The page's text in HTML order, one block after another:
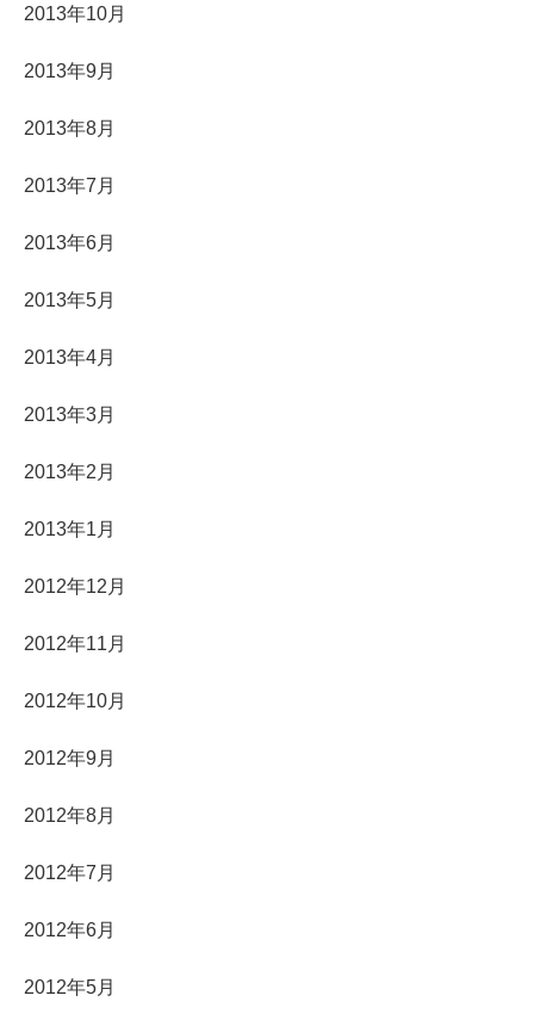
2013年10月
2013年9月
2013年8月
2013年7月
2013年6月
2013年5月
2013年4月
2013年3月
2013年2月
2013年1月
2012年12月
2012年11月
2012年10月
2012年9月
2012年8月
2012年7月
2012年6月
2012年5月